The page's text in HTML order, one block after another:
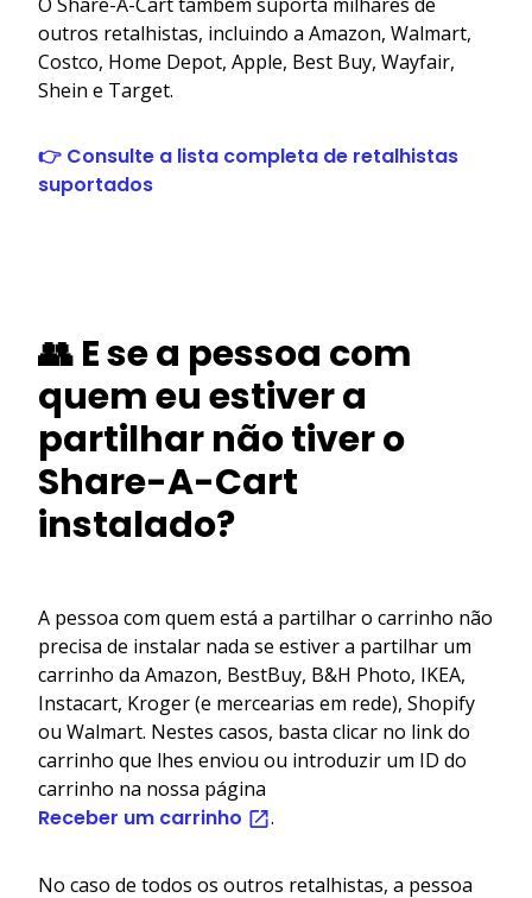
outros retalhistas, incluindo a Amazon, Walmart,
Costco, Home Depot, Apple, Best Buy, Wayfair,
Shein e Target.
👉 Consulte a lista completa de retalhistas
suportados
👥 E se a pessoa com
quem eu estiver a
partilhar não tiver o
Share-A-Cart
instalado?
A pessoa com quem está a partilhar o carrinho não
precisa de instalar nada se estiver a partilhar um
carrinho da Amazon, BestBuy, B&H Photo, IKEA,
Instacart, Kroger (e mercearias em rede), Shopify
ou Walmart. Nestes casos, basta clicar no link do
carrinho que lhes enviou ou introduzir um ID do
carrinho na nossa página
Receber um carrinho .
No caso de todos os outros retalhistas, a pessoa